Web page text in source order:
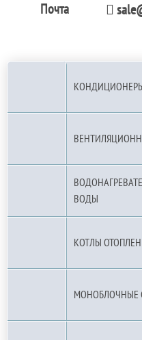
Почта
ВОДЫ
КОТЛЫ
МОНОБЛОЧНЫЕ